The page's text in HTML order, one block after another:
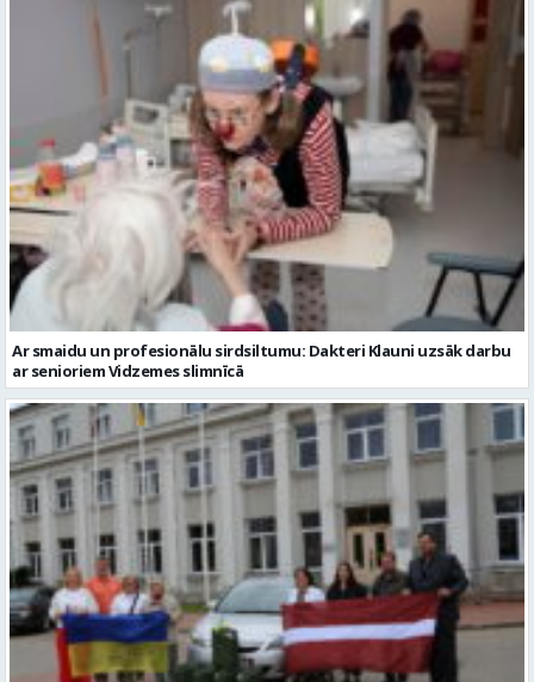
Ar smaidu un profesionālu sirdsiltumu: Dakteri Klauni uzsāk darbu
ar senioriem Vidzemes slimnīcā